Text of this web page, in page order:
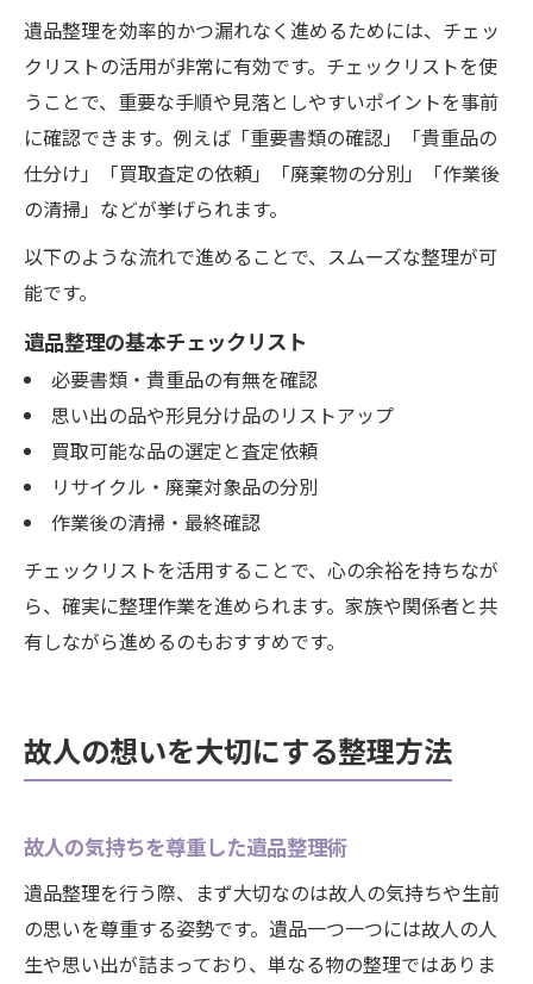
遺品整理を効率的かつ漏れなく進めるためには、チェッ
クリストの活用が非常に有効です。チェックリストを使
うことで、重要な手順や見落としやすいポイントを事前
に確認できます。例えば「重要書類の確認」「貴重品の
仕分け」「買取査定の依頼」「廃棄物の分別」「作業後
の清掃」などが挙げられます。
以下のような流れで進めることで、スムーズな整理が可
能です。
遺品整理の基本チェックリスト
必要書類・貴重品の有無を確認
思い出の品や形見分け品のリストアップ
買取可能な品の選定と査定依頼
リサイクル・廃棄対象品の分別
作業後の清掃・最終確認
チェックリストを活用することで、心の余裕を持ちなが
ら、確実に整理作業を進められます。家族や関係者と共
有しながら進めるのもおすすめです。
故人の想いを大切にする整理方法
故人の気持ちを尊重した遺品整理術
遺品整理を行う際、まず大切なのは故人の気持ちや生前
の思いを尊重する姿勢です。遺品一つ一つには故人の人
生や思い出が詰まっており、単なる物の整理ではありま